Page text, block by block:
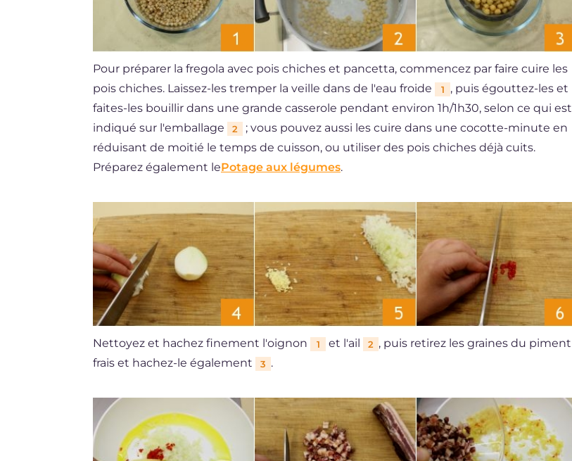
Pour préparer la fregola avec pois chiches et pancetta, commencez par faire cuire les
pois chiches. Laissez-les tremper la veille dans de l'eau froide
1
, puis égouttez-les et
faites-les bouillir dans une grande casserole pendant environ 1h/1h30, selon ce qui est
indiqué sur l'emballage
2
; vous pouvez aussi les cuire dans une cocotte-minute en
réduisant de moitié le temps de cuisson, ou utiliser des pois chiches déjà cuits.
Préparez également lePotage aux légumes.
Nettoyez et hachez finement l'oignon 1 et l'ail 2 , puis retirez les graines du piment
frais et hachez-le également
3 .